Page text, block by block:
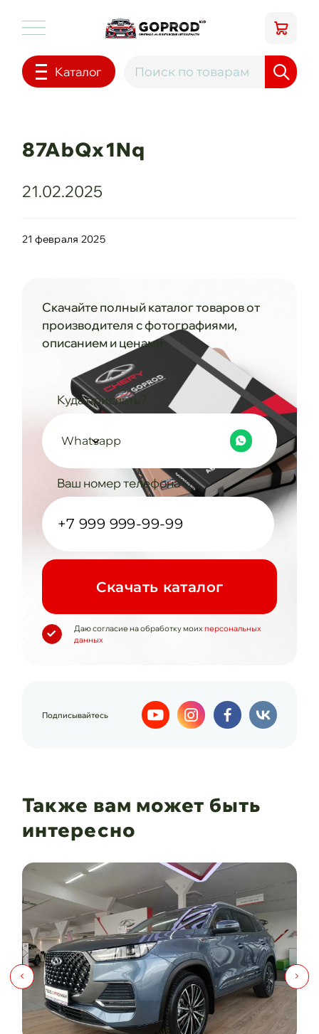
Каталог
87AbQx1Nq
21.02.2025
21 февраля 2025
Скачайте полный каталог товаров от
производителя с фотографиями,
описанием и ценами
Куда прислать?
Whatsapp
Ваш номер телефона
Cкачать каталог
Даю согласие на обработку моих персональных
данных
Подписывайтесь
Также вам может быть
интересно